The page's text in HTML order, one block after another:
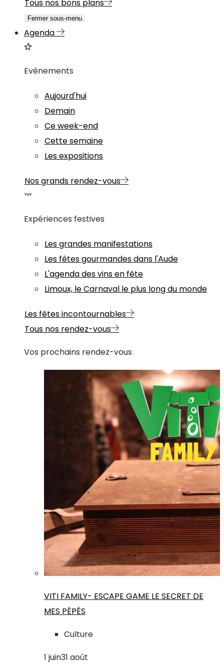
Tous nos bons plans
Fermer sous-menu
Agenda
Evénements
Aujourd'hui
Demain
Ce week-end
Cette semaine
Les expositions
Nos grands rendez-vous
Expériences festives
Les grandes manifestations
Les fêtes gourmandes dans l'Aude
L'agenda des vins en fête
Limoux, le Carnaval le plus long du monde
Les fêtes incontournables
Tous nos rendez-vous
Vos prochains rendez-vous
VITI FAMILY- ESCAPE GAME LE SECRET DE
MES PÉPÉS
Culture
1 juin31 août